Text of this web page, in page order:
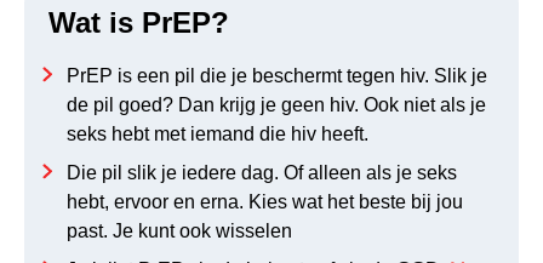
Wat is PrEP?
PrEP is een pil die je beschermt tegen hiv. Slik je
de pil goed? Dan krijg je geen hiv. Ook niet als je
seks hebt met iemand die hiv heeft.
Die pil slik je iedere dag. Of alleen als je seks
hebt, ervoor en erna. Kies wat het beste bij jou
past. Je kunt ook wisselen